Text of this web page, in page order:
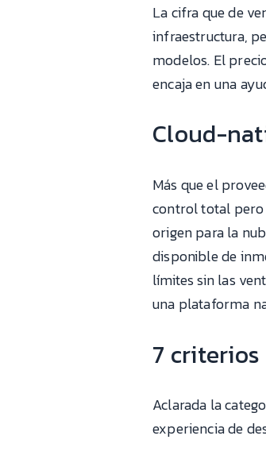
La cifra que de
infraestructura,
modelos. El
encaja en una
Cloud-
Más que el
control total pero
origen para la
disponible de
límites sin las
una plataforma
7 criterios
Aclarada la
experiencia de